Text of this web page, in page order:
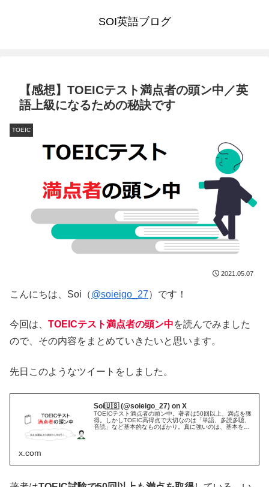
SOI英語ブログ
【感想】TOEICテスト満点者の頭ン中／英
語上級になるための秘訣です
TOEIC
2021.05.07
こんにちは、Soi（@soieigo_27）です！
今回は、 TOEICテスト満点者の頭ン中を読んでみました
ので、その内容をまとめていきたいと思います。
先日このようなツイートをしました。
Soi🇺🇸 (@soieigo_27) on X
TOEICテスト満点者の頭ン中。著者は50回以上、満点を獲
得。しかしTOEIC高得点で大切なのは「単語、多読多聴、
音読」など基本的なものばかり。真に強いのは、基本を極
x.com